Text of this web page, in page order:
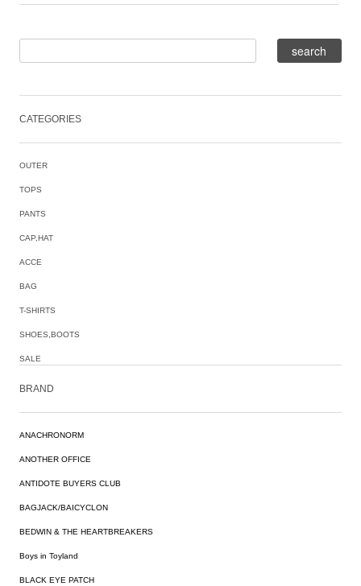
CATEGORIES
OUTER
TOPS
PANTS
CAP,HAT
ACCE
BAG
T-SHIRTS
SHOES,BOOTS
SALE
BRAND
ANACHRONORM
ANOTHER OFFICE
ANTIDOTE BUYERS CLUB
BAGJACK/BAICYCLON
BEDWIN & THE HEARTBREAKERS
Boys in Toyland
BLACK EYE PATCH